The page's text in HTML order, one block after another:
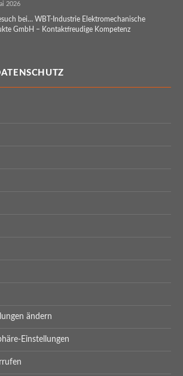
2026
bei… WBT-Industrie Elektromechanische
GmbH – Kontaktfreudige Kompetenz
ändern
Einstellungen